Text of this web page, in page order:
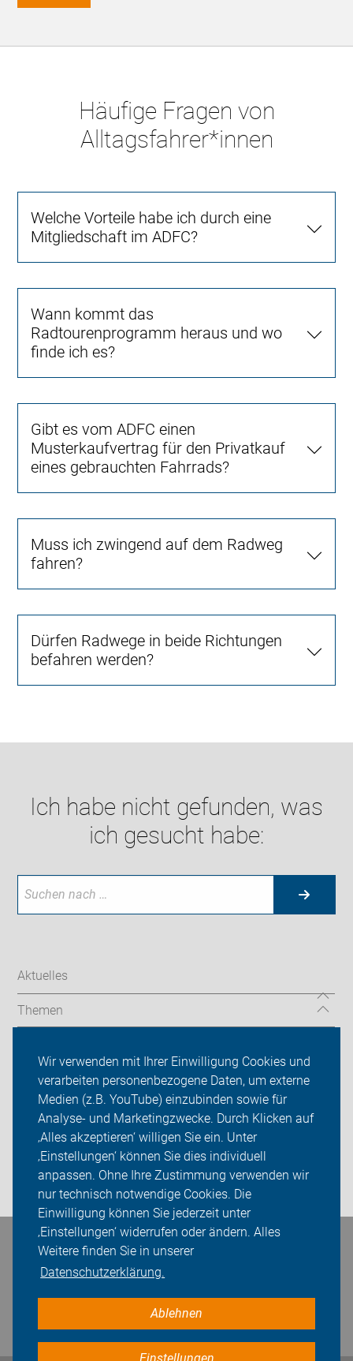
Wir verwenden mit Ihrer Einwilligung Cookies und
verarbeiten personenbezogene Daten, um externe
Medien (z.B. YouTube) einzubinden sowie für
Analyse- und Marketingzwecke. Durch Klicken auf
‚Alles akzeptieren‘ willigen Sie ein. Unter
‚Einstellungen‘ können Sie dies individuell
anpassen. Ohne Ihre Zustimmung verwenden wir
nur technisch notwendige Cookies. Die
Einwilligung können Sie jederzeit unter
‚Einstellungen‘ widerrufen oder ändern. Alles
Weitere finden Sie in unserer
Datenschutzerklärung.
Ablehnen
Häufige Fragen von
Alltagsfahrer*innen
Welche Vorteile habe ich durch eine
Mitgliedschaft im ADFC?
Wann kommt das
Radtourenprogramm heraus und wo
finde ich es?
Gibt es vom ADFC einen
Musterkaufvertrag für den Privatkauf
eines gebrauchten Fahrrads?
Muss ich zwingend auf dem Radweg
fahren?
Dürfen Radwege in beide Richtungen
befahren werden?
Ich habe nicht gefunden, was
ich gesucht habe:
Aktuelles
Themen
Spenden
ADFC Leipzig
Sei dabei
Presse
Bleiben Sie in Kontakt